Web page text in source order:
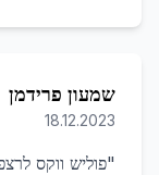
שמעון פרידמן
18.12.2023
"פוליש ווקס